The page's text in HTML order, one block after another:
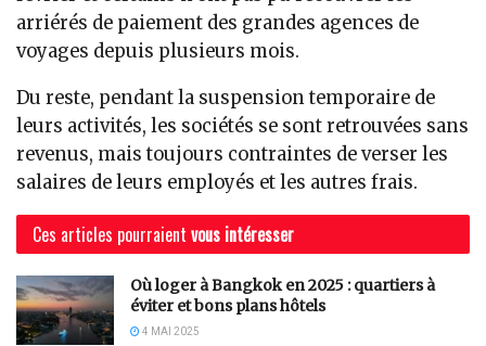
arriérés de paiement des grandes agences de
voyages depuis plusieurs mois.
Du reste, pendant la suspension temporaire de
leurs activités, les sociétés se sont retrouvées sans
revenus, mais toujours contraintes de verser les
salaires de leurs employés et les autres frais.
Ces articles pourraient vous intéresser
Où loger à Bangkok en 2025 : quartiers à
éviter et bons plans hôtels
4 MAI 2025